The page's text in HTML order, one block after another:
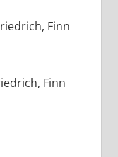
Finn
Finn